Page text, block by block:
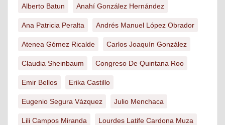
Alberto Batun Anahí González Hernández
Ana Patricia Peralta Andrés Manuel López Obrador
Atenea Gómez Ricalde Carlos Joaquín González
Claudia Sheinbaum Congreso De Quintana Roo
Emir Bellos Erika Castillo
Eugenio Segura Vázquez Julio Menchaca
Lili Campos Miranda Lourdes Latife Cardona Muza